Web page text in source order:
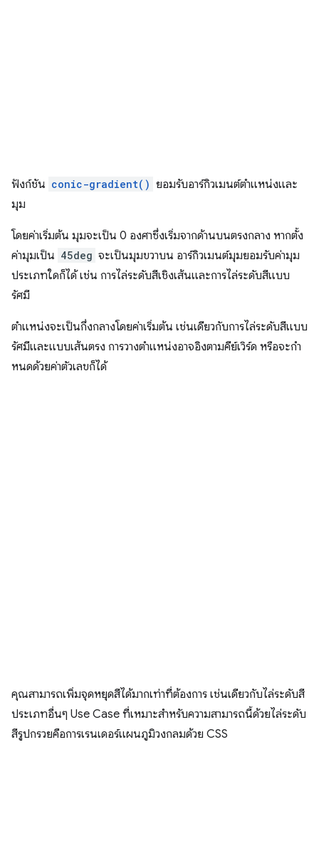
ฟังก์ชัน conic-gradient() ยอมรับอาร์กิวเมนต์ตำแหน่งและ
มุม
โดยค่าเริ่มต้น มุมจะเป็น 0 องศาซึ่งเริ่มจากด้านบนตรงกลาง หากตั้ง
ค่ามุมเป็น 45deg จะเป็นมุมขวาบน อาร์กิวเมนต์มุมยอมรับค่ามุม
ประเภทใดก็ได้ เช่น การไล่ระดับสีเชิงเส้นและการไล่ระดับสีแบบ
รัศมี
ตำแหน่งจะเป็นกึ่งกลางโดยค่าเริ่มต้น เช่นเดียวกับการไล่ระดับสีแบบ
รัศมีและแบบเส้นตรง การวางตำแหน่งอาจอิงตามคีย์เวิร์ด หรือจะกํา
หนดด้วยค่าตัวเลขก็ได้
คุณสามารถเพิ่มจุดหยุดสีได้มากเท่าที่ต้องการ เช่นเดียวกับไล่ระดับสี
ประเภทอื่นๆ Use Case ที่เหมาะสําหรับความสามารถนี้ด้วยไล่ระดับ
สีรูปกรวยคือการเรนเดอร์แผนภูมิวงกลมด้วย CSS